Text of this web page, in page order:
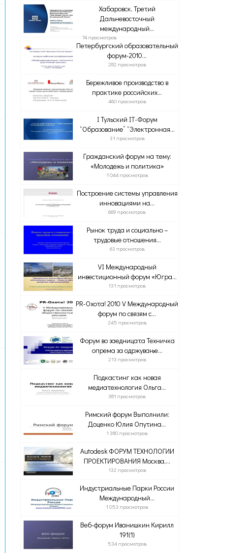
Хабаровск, Третий
Дальневосточный
международный...
74 просмотров
Петербургский образовательный
форум-2010...
282 просмотров
Бережливое производство в
практике российских...
460 просмотров
I Тульский IT-Форум
“Образование” “Электронная...
31 просмотров
Гражданский форум на тему:
«Молодежь и политика»
1 044 просмотров
Построение системы управления
инновациями на...
669 просмотров
Рынок труда и социально –
трудовые отношения...
63 просмотров
VI Международный
инвестиционный форум «Югра...
131 просмотров
PR-Охота! 2010 V Международный
форум по связям с...
245 просмотров
Форум во заедницата Техничка
опрема за одржување...
213 просмотров
Подкастинг как новая
медиатехнология Ольга...
381 просмотров
Римский форум Выполнили:
Доценко Юлия Опутина...
1 380 просмотров
Autodesk ФОРУМ ТЕХНОЛОГИИ
ПРОЕКТИРОВАНИЯ Москва,...
132 просмотров
Индустриальные Парки России
Международный...
1 053 просмотров
Веб-форум Иванишкин Кирилл
191(1)
534 просмотров